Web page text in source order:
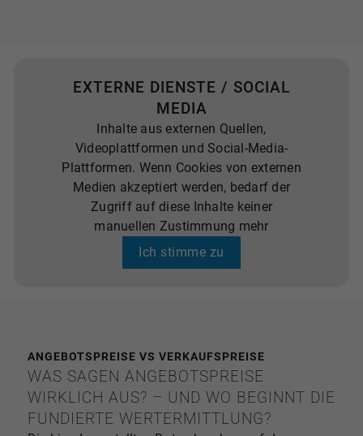
EXTERNE DIENSTE / SOCIAL
MEDIA
Inhalte aus externen Quellen,
Videoplattformen und Social-Media-
Plattformen. Wenn Cookies von externen
Medien akzeptiert werden, bedarf der
Zugriff auf diese Inhalte keiner
manuellen Zustimmung mehr
Ich stimme zu
ANGEBOTSPREISE VS VERKAUFSPREISE
WAS SAGEN ANGEBOTSPREISE
WIRKLICH AUS? – UND WO BEGINNT DIE
FUNDIERTE WERTERMITTLUNG?